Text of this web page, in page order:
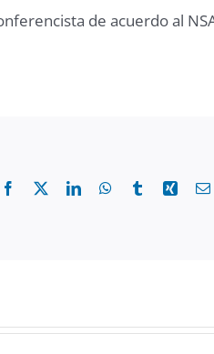
de acuerdo al
Facebook LinkedInWhatsApp
TumblrXing